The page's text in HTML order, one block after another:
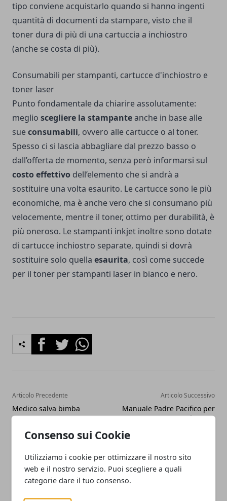
Consenso sui Cookie
Utilizziamo i cookie per ottimizzare il nostro sito
web e il nostro servizio. Puoi scegliere a quali
categorie dare il tuo consenso.
tipo conviene acquistarlo quando si hanno ingenti
quantità di documenti da stampare, visto che il
toner dura di più di una cartuccia a inchiostro
(anche se costa di più).
Consumabili per stampanti, cartucce d'inchiostro e
toner laser
Punto fondamentale da chiarire assolutamente:
meglio scegliere la stampanteanche in base alle
sueconsumabili, ovvero alle cartucce o al toner.
Spesso ci si lascia abbagliare dal prezzo basso o
dall’offerta de momento, senza però informarsi sul
costo effettivo dell’elemento che si andrà a
sostituire una volta esaurito. Le cartucce sono le più
economiche, ma è anche vero che si consumano più
velocemente, mentre il toner, ottimo per durabilità, è
più oneroso. Le stampanti inkjet inoltre sono dotate
di cartucce inchiostro separate, quindi si dovrà
sostituire solo quella esaurita, così come succede
per il toner per stampanti laser in bianco e nero.
FacebookTwitterWhatsapp
Articolo Precedente
Medico salva bimba
malformata in aereo con
aiuto di pilota e passeggeri
Articolo Successivo
Manuale Padre Pacifico per
il Lotto, funziona o è truffa